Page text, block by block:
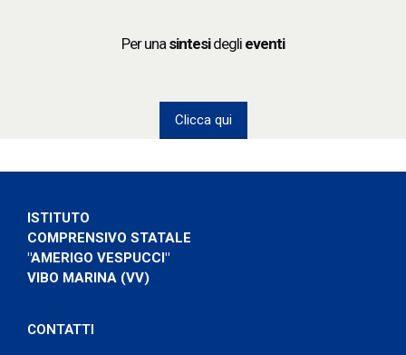
Per una sintesidegli eventi
Clicca qui
ISTITUTO
COMPRENSIVO STATALE
"AMERIGO VESPUCCI"
VIBO MARINA (VV)
CONTATTI